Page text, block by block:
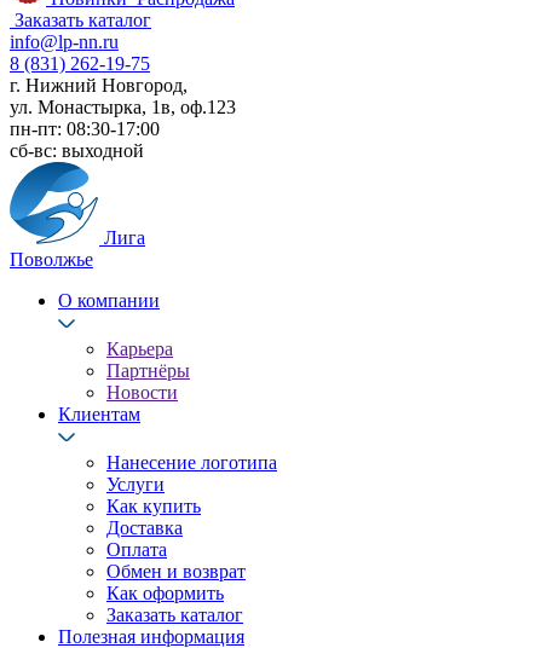
Заказать каталог
info@lp-nn.ru
8 (831) 262-19-75
г. Нижний Новгород,
ул. Монастырка, 1в, оф.123
пн-пт: 08:30-17:00
сб-вс: выходной
Лига
Поволжье
О компании
Карьера
Партнёры
Новости
Клиентам
Нанесение логотипа
Услуги
Как купить
Доставка
Оплата
Обмен и возврат
Как оформить
Заказать каталог
Полезная информация